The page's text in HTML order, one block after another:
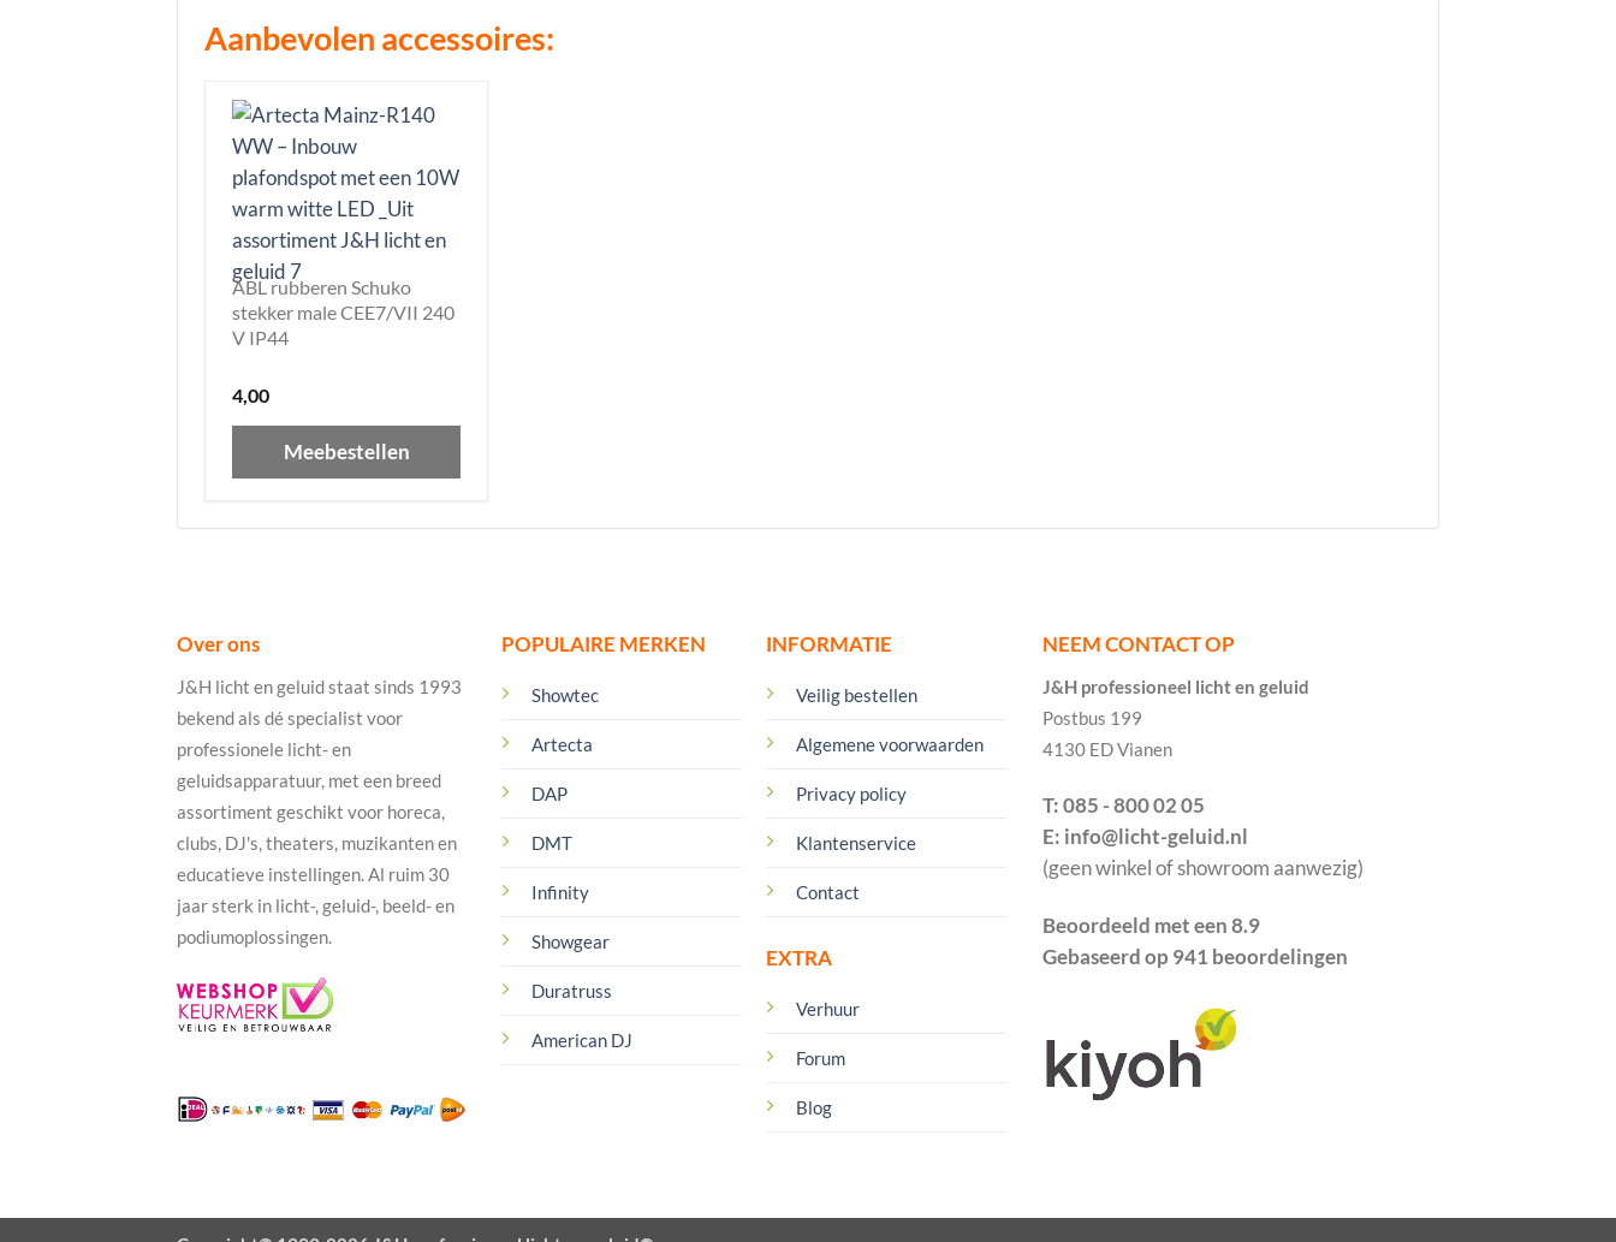
Aanbevolen accessoires:
ABL rubberen Schuko
stekker male CEE7/VII 240
V IP44
4,00
Meebestellen
Over ons
J&H licht en geluid staat sinds 1993
bekend als dé specialist voor
professionele licht- en
geluidsapparatuur, met een breed
assortiment geschikt voor horeca,
clubs, DJ's, theaters, muzikanten en
educatieve instellingen. Al ruim 30
jaar sterk in licht-, geluid-, beeld- en
podiumoplossingen.
POPULAIRE MERKEN
Showtec
Artecta
DAP
DMT
Infinity
Showgear
Duratruss
American DJ
INFORMATIE
Veilig bestellen
Algemene voorwaarden
Privacy policy
Klantenservice
Contact
EXTRA
Verhuur
Forum
Blog
NEEM CONTACT OP
J&H professioneel licht en geluid
Postbus 199
4130 ED Vianen
T: 085 - 800 02 05
E: info@licht-geluid.nl
(geen winkel of showroom aanwezig)
Beoordeeld met een 8.9
Gebaseerd op 941 beoordelingen